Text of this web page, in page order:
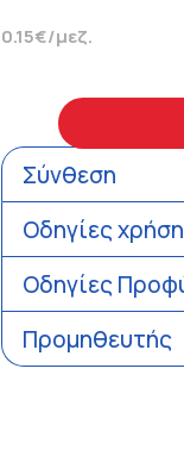
0.15€/μεζ.
Σύνθεση
Οδηγίες
Οδηγίες
Προμηθευτής